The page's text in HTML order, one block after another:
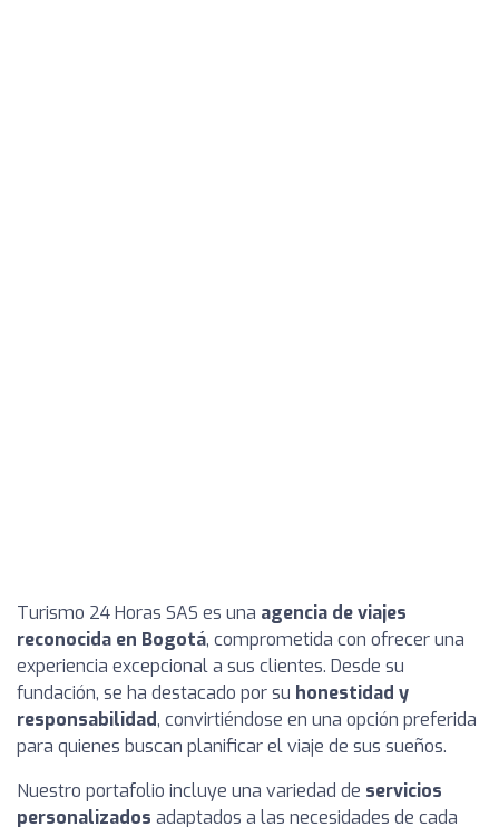
Turismo 24 Horas SAS es una agencia de viajes
reconocida en Bogotá, comprometida con ofrecer una
experiencia excepcional a sus clientes. Desde su
fundación, se ha destacado por su honestidad y
responsabilidad, convirtiéndose en una opción preferida
para quienes buscan planificar el viaje de sus sueños.
Nuestro portafolio incluye una variedad de servicios
personalizados adaptados a las necesidades de cada